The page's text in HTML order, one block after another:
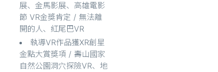
展、金馬影展、高雄電影
節 VR金獎肯定 / 無法離
開的人、紅尾巴VR
執導VR作品獲XR創星
金點大賞獎項 / 壽山國家
自然公園洞穴探險VR、地